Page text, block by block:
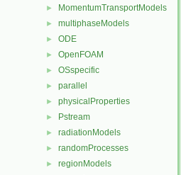
► MomentumTransportModels
► multiphaseModels
► ODE
► OpenFOAM
► OSspecific
► parallel
► physicalProperties
► Pstream
► radiationModels
► randomProcesses
► regionModels